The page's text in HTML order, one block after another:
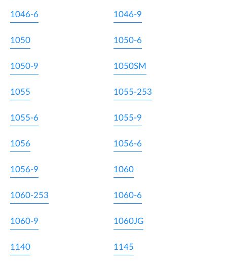
1046-6 1046-9
1050 1050-6
1050-9 1050SM
1055 1055-253
1055-6 1055-9
1056 1056-6
1056-9 1060
1060-253 1060-6
1060-9 1060JG
1140 1145